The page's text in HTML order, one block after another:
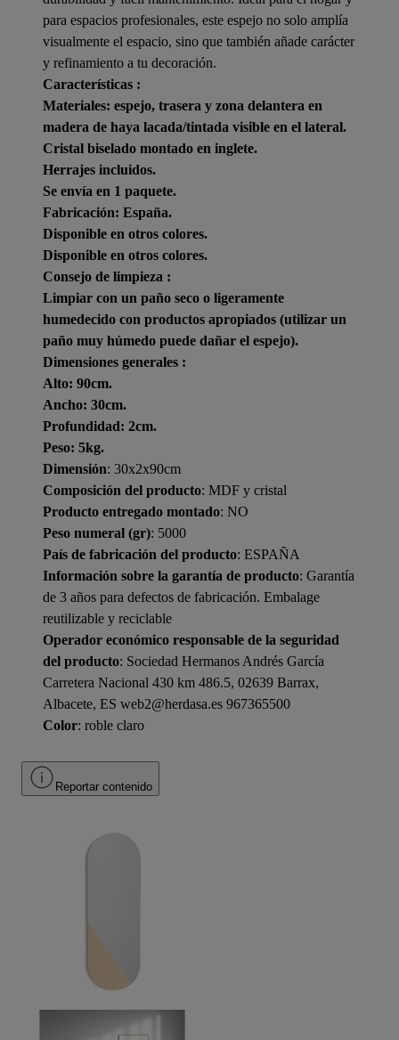
para espacios profesionales, este espejo no solo amplía
visualmente el espacio, sino que también añade carácter
y refinamiento a tu decoración.
Características :
Materiales: espejo, trasera y zona delantera en
madera de haya lacada/tintada visible en el lateral.
Cristal biselado montado en inglete.
Herrajes incluidos.
Se envía en 1 paquete.
Fabricación: España.
Disponible en otros colores.
Disponible en otros colores.
Consejo de limpieza :
Limpiar con un paño seco o ligeramente
humedecido con productos apropiados (utilizar un
paño muy húmedo puede dañar el espejo).
Dimensiones generales :
Alto: 90cm.
Ancho: 30cm.
Profundidad: 2cm.
Peso: 5kg.
Dimensión: 30x2x90cm
Composición del producto: MDF y cristal
Producto entregado montado: NO
Peso numeral (gr): 5000
País de fabricación del producto: ESPAÑA
Información sobre la garantía de producto: Garantía
de 3 años para defectos de fabricación. Embalage
reutilizable y reciclable
Operador económico responsable de la seguridad
del producto: Sociedad Hermanos Andrés García
Carretera Nacional 430 km 486.5, 02639 Barrax,
Albacete, ES web2@herdasa.es 967365500
Color: roble claro
Reportar contenido